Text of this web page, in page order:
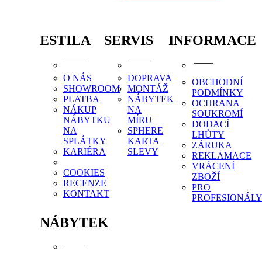
ESTILA
O NÁS
SHOWROOM
PLATBA
NÁKUP
NÁBYTKU
NA
SPLÁTKY
KARIÉRA
COOKIES
RECENZE
KONTAKT
SERVIS
DOPRAVA
MONTÁŽ
NÁBYTEK
NA
MÍRU
SPHERE
KARTA
SLEVY
INFORMACE
OBCHODNÍ
PODMÍNKY
OCHRANA
SOUKROMÍ
DODACÍ
LHŮTY
ZÁRUKA
REKLAMACE
VRÁCENÍ
ZBOŽÍ
PRO
NÁBYTEK